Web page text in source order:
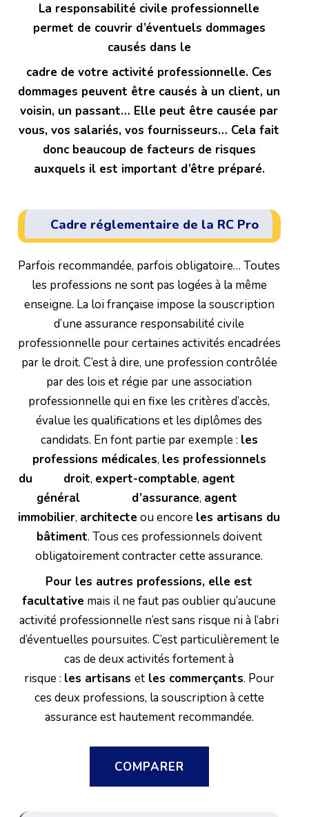
La responsabilité civile professionnelle
permet de couvrir d’éventuels dommages
causés dans le
cadre de votre activité professionnelle. Ces
dommages peuvent être causés à un client, un
voisin, un passant… Elle peut être causée par
vous, vos salariés, vos fournisseurs… Cela fait
donc beaucoup de facteurs de risques
auxquels il est important d’être préparé.
Cadre réglementaire de la RC Pro
Parfois recommandée, parfois obligatoire… Toutes
les professions ne sont pas logées à la même
enseigne. La loi française impose la souscription
d’une assurance responsabilité civile
professionnelle pour certaines activités encadrées
par le droit. C’est à dire, une profession contrôlée
par des lois et régie par une association
professionnelle qui en fixe les critères d’accès,
évalue les qualifications et les diplômes des
candidats. En font partie par exemple : les
professions médicales, les professionnels
du droit, expert-comptable, agent
général d’assurance, agent
immobilier, architecte ou encore les artisans du
bâtiment. Tous ces professionnels doivent
obligatoirement contracter cette assurance.
Pour les autres professions, elle est
facultative mais il ne faut pas oublier qu’aucune
activité professionnelle n’est sans risque ni à l’abri
d’éventuelles poursuites. C’est particulièrement le
cas de deux activités fortement à
risque : les artisans etles commerçants. Pour
ces deux professions, la souscription à cette
assurance est hautement recommandée.
COMPARER